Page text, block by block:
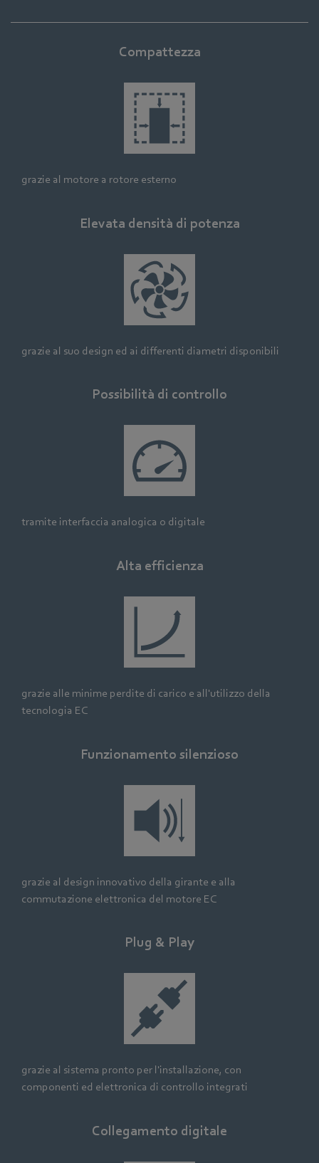
Compattezza
grazie al motore a rotore esterno
Elevata densità di potenza
grazie al suo design ed ai differenti diametri disponibili
Possibilità di controllo
tramite interfaccia analogica o digitale
Alta efficienza
grazie alle minime perdite di carico e all'utilizzo della
tecnologia EC
Funzionamento silenzioso
grazie al design innovativo della girante e alla
commutazione elettronica del motore EC
Plug & Play
grazie al sistema pronto per l'installazione, con
componenti ed elettronica di controllo integrati
Collegamento digitale